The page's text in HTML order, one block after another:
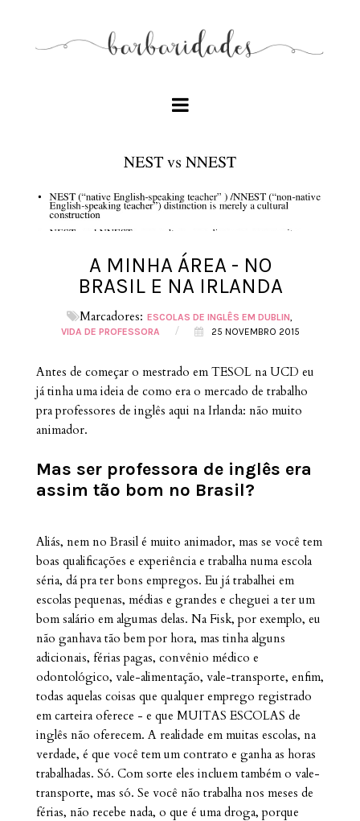
A MINHA ÁREA - NO
BRASIL E NA IRLANDA
Marcadores: ESCOLAS DE INGLÊS EM DUBLIN
VIDA DE PROFESSORA
/ 25 NOVEMBRO 2015
Antes de começar o mestrado em TESOL na UCD eu
já tinha uma ideia de como era o mercado de trabalho
pra professores de inglês aqui na Irlanda: não muito
animador.
Mas ser professora de inglês era
assim tão bom no Brasil?
Aliás, nem no Brasil é muito animador, mas se você tem
boas qualificações e experiência e trabalha numa escola
séria, dá pra ter bons empregos. Eu já trabalhei em
escolas pequenas, médias e grandes e cheguei a ter um
bom salário em algumas delas. Na Fisk, por exemplo, eu
não ganhava tão bem por hora, mas tinha alguns
adicionais, férias pagas, convênio médico e
odontológico, vale-alimentação, vale-transporte, enfim,
todas aquelas coisas que qualquer emprego registrado
em carteira oferece - e que MUITAS ESCOLAS de
inglês não oferecem. A realidade em muitas escolas, na
verdade, é que você tem um contrato e ganha as horas
trabalhadas. Só. Com sorte eles incluem também o vale-
transporte, mas só. Se você não trabalha nos meses de
férias, não recebe nada, o que é uma droga, porque